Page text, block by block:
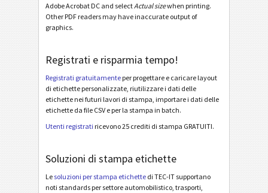
I Etichette di inventario
€ Mandato SEPA
₣ QR-fattura svizzera
Adobe Acrobat DC and selectActual sizewhen printing.
Other PDF readers may have inaccurate output of
graphics.
Registrati e risparmia tempo!
Registrati gratuitamente per progettare e caricare layout
di etichette personalizzate, riutilizzare i dati delle
etichette nei futuri lavori di stampa, importare i dati delle
etichette da file CSV e per la stampa in batch.
Utenti registrati ricevono 25 crediti di stampa GRATUITI.
Soluzioni di stampa etichette
Le soluzioni per stampa etichette di TEC-IT supportano
noti standards per settore automobilistico, trasporti,